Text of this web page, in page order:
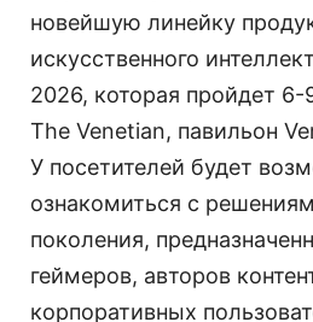
новейшую линейку
искусственного
2026, которая пройдет 6-
The Venetian, павильон
У посетителей будет
ознакомиться с
поколения,
геймеров, авторов
корпоративных